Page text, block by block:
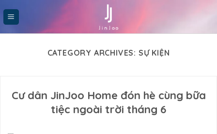
CATEGORY ARCHIVES: SỰ KIỆN
Cư dân JinJoo Home đón hè cùng bữa
tiệc ngoài trời tháng 6